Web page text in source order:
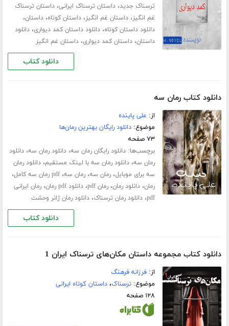
ترسناک جدید،داستان ترسناک ایرانی،داستان ترسناک
غم انگیز،داستان غم انگیز،داستان کوتاه،داستان،
دانلود داستان کوتاه،دانلود داستان کمد دیواری،دانلود
داستان،داستان کمد دیواری،داستان غم انگیز
دانلود کتاب
دانلود کتاب رمان سه
از: علی پاینده
موضوع:دانلود رایگان بهترین رمان‌ها
۷۳ صفحه
برچسب‌ها:دانلود رایگان رمان سه،دانلود رمان سه،دانلود
رمان سه،دانلود رمان سه با لینک مستقیم،دانلود رمان
سه برای موبایل،رمان سه،رمان سه،pdf رمان سه کامل ،
رمان،دانلود رمان،رمان pdf ،دانلود pdf رمان ،رمان ایرانی
pdf،دانلود رمان ترسناک،دانلود رمان ژانر وحشت
دانلود کتاب
دانلود کتاب مجموعه داستان مکان‌های ترسناک ایران 1
از:فرزانه فرهنگ
موضوع:ترسناک،داستان کوتاه ایرانی
۱۲۸ صفحه